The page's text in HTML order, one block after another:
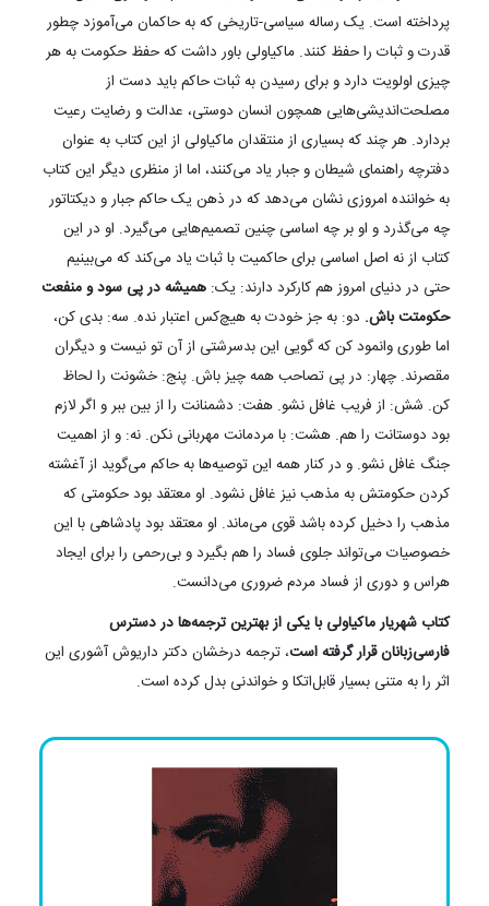
کتاب‌هایی دربارۀ ماکیاولیسم
مهم‌ترین کتاب‌هایی که برای آشنایی با ماکیاولیسم می‌توانید بخوانید:
شهریار | نیکولا ماکیاولی | داریوش آشوری | نشر آگه
ساده‌ترین تعریف از آنچه ماکیاولی می‌گوید شاید همین جمله باشد :
«هدف، وسیله را توجیه می‌کند.» او با بلاغت تمام به واکاوی همین جمله
پرداخته است. یک رساله سیاسی-تاریخی که به حاکمان می‌آموزد چطور
قدرت و ثبات را حفظ کنند. ماکیاولی باور داشت که حفظ حکومت به هر
چیزی اولویت دارد و برای رسیدن به ثبات حاکم باید دست از
مصلحت‌اندیشی‌هایی همچون انسان دوستی، عدالت و رضایت رعیت
بردارد. هر چند که بسیاری از منتقدان ماکیاولی از این کتاب به عنوان
دفترچه راهنمای شیطان و جبار یاد می‌کنند، اما از منظری دیگر این کتاب
به خواننده امروزی نشان می‌دهد که در ذهن یک حاکم جبار و دیکتاتور
چه می‌گذرد و او بر چه اساسی چنین تصمیم‌هایی می‌گیرد. او در این
کتاب از نه اصل اساسی برای حاکمیت با ثبات یاد می‌کند که می‌بینیم
حتی در دنیای امروز هم کارکرد دارند: یک: همیشه در پی سود و منفعت
حکومتت باش. دو: به جز خودت به هیچ‌کس اعتبار نده. سه: بدی کن،
اما طوری وانمود کن که گویی این بدسرشتی از آن تو نیست و دیگران
مقصرند. چهار: در پی تصاحب همه چیز باش. پنج: خشونت را لحاظ
کن. شش: از فریب غافل نشو. هفت: دشمنانت را از بین ببر و اگر لازم
بود دوستانت را هم. هشت: با مردمانت مهربانی نکن. نه: و از اهمیت
جنگ غافل نشو. و در کنار همه این توصیه‌ها به حاکم می‌گوید از آغشته
مذهب را دخیل کرده باشد قوی می‌ماند. او معتقد بود پادشاهی با این
خصوصیات می‌تواند جلوی فساد را هم بگیرد و بی‌رحمی را برای ایجاد
هراس و دوری از فساد مردم ضروری می‌دانست.
کتاب شهریار ماکیاولی با یکی از بهترین ترجمه‌ها در دسترس
، ترجمه درخشان دکتر داریوش آشوری این
اثر را به متنی بسیار قابل‌اتکا و خواندنی بدل کرده است.